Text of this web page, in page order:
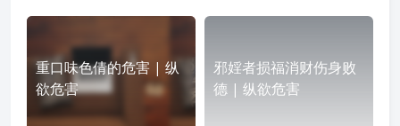
重口味色倩的危害 | 纵
欲危害
邪婬者损福消财伤身败
德 | 纵欲危害